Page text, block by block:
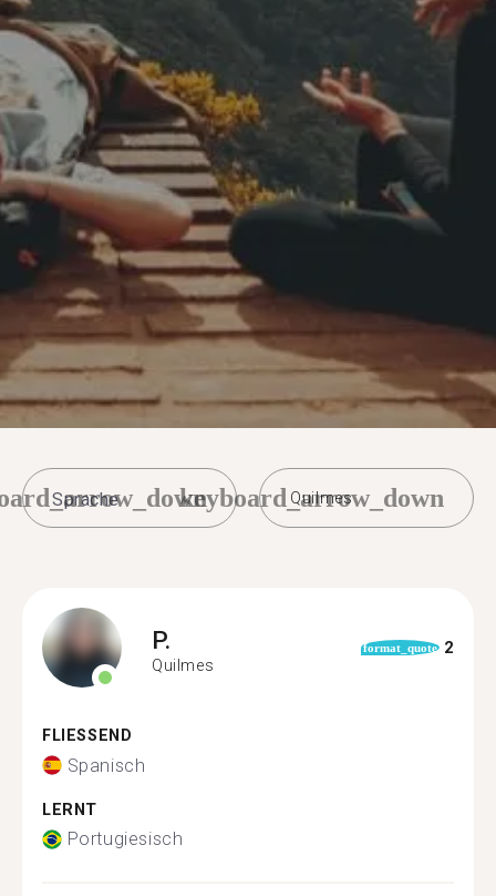
Quilmes
keyboard_arrow_down
P.
Quilmes
format_quote 2
FLIESSEND
Spanisch
LERNT
Portugiesisch